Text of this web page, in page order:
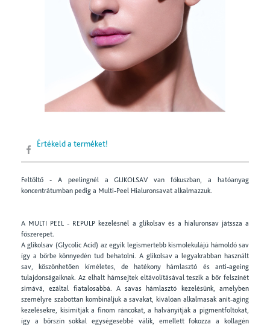
Értékeld a terméket!
Feltöltő - A peelingnél a GLIKOLSAV van fókuszban, a hatóanyag
koncentrátumban pedig a Multi-Peel Hialuronsavat alkalmazzuk.
A MULTI PEEL - REPULP kezelésnél a glikolsav és a hialuronsav játssza a
főszerepet.
A glikolsav (Glycolic Acid) az egyik legismertebb kismolekulájú hámoldó sav
így a bőrbe könnyedén tud behatolni. A glikolsav a legyakrabban használt
sav, köszönhetően kíméletes, de hatékony hámlasztó és anti-ageing
tulajdonságaiknak. Az elhalt hámsejtek eltávolításával teszik a bőr felszínét
simává, ezáltal fiatalosabbá. A savas hámlasztó kezelésünk, amelyben
személyre szabottan kombináljuk a savakat, kiválóan alkalmasak anit-aging
kezelésekre, kisimítják a finom ráncokat, a halványítják a pigmentfoltokat,
így a bőrszín sokkal egységesebbé válik, emellett fokozza a kollagén